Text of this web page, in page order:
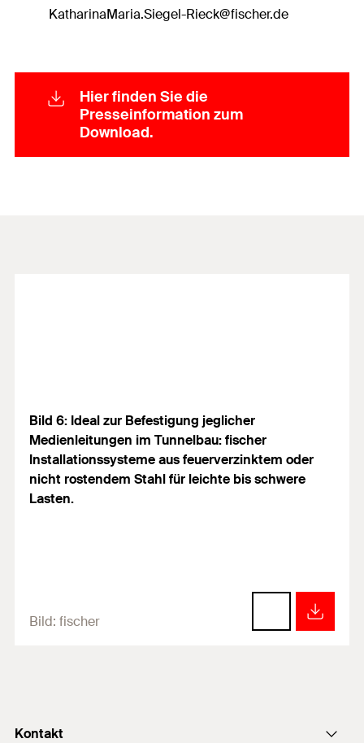
KatharinaMaria.Siegel-Rieck@fischer.de
Hier finden Sie die
Presseinformation zum
Download.
Bild 6: Ideal zur Befestigung jeglicher
Medienleitungen im Tunnelbau: fischer
Installationssysteme aus feuerverzinktem oder
nicht rostendem Stahl für leichte bis schwere
Lasten.
Bild: fischer
Kontakt